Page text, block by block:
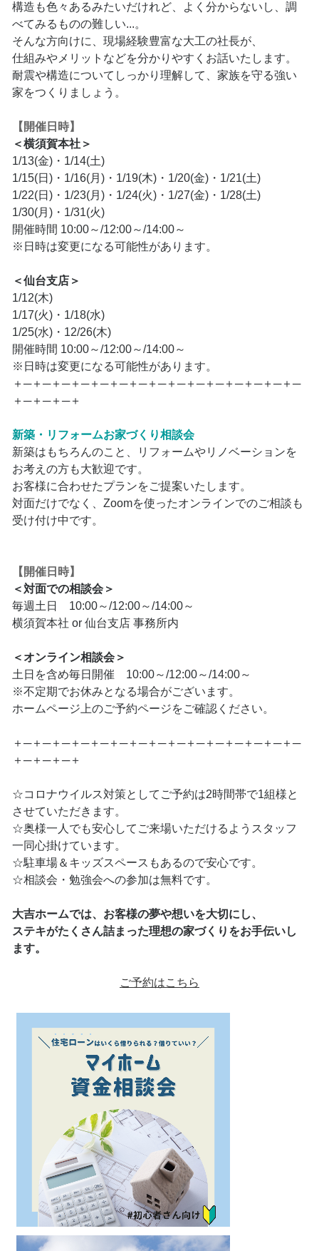
構造も色々あるみたいだけれど、よく分からないし、調
べてみるものの難しい...。
そんな方向けに、現場経験豊富な大工の社長が、
仕組みやメリットなどを分かりやすくお話いたします。
耐震や構造についてしっかり理解して、家族を守る強い
家をつくりましょう。
【開催日時】
＜横須賀本社＞
1/13(金)・1/14(土)
1/15(日)・1/16(月)・1/19(木)・1/20(金)・1/21(土)
1/22(日)・1/23(月)・1/24(火)・1/27(金)・1/28(土)
1/30(月)・1/31(火)
開催時間 10:00～/12:00～/14:00～
※日時は変更になる可能性があります。
＜仙台支店＞
1/12(木)
1/17(火)・1/18(水)
1/25(水)・12/26(木)
開催時間 10:00～/12:00～/14:00～
※日時は変更になる可能性があります。
＋─＋─＋─＋─＋─＋─＋─＋─＋─＋─＋─＋─＋─＋─＋─
＋─＋─＋─＋
新築・リフォームお家づくり相談会
新築はもちろんのこと、リフォームやリノベーションを
お考えの方も大歓迎です。
お客様に合わせたプランをご提案いたします。
対面だけでなく、Zoomを使ったオンラインでのご相談も
受け付け中です。
【開催日時】
＜対面での相談会＞
毎週土日 10:00～/12:00～/14:00～
横須賀本社 or 仙台支店 事務所内
＜オンライン相談会＞
土日を含め毎日開催 10:00～/12:00～/14:00～
※不定期でお休みとなる場合がございます。
ホームページ上のご予約ページをご確認ください。
＋─＋─＋─＋─＋─＋─＋─＋─＋─＋─＋─＋─＋─＋─＋─
＋─＋─＋─＋
☆コロナウイルス対策としてご予約は2時間帯で1組様と
させていただきます。
☆奥様一人でも安心してご来場いただけるようスタッフ
一同心掛けています。
☆駐車場＆キッズスペースもあるので安心です。
☆相談会・勉強会への参加は無料です。
大吉ホームでは、お客様の夢や想いを大切にし、
ステキがたくさん詰まった理想の家づくりをお手伝いし
ます。
ご予約はこちら